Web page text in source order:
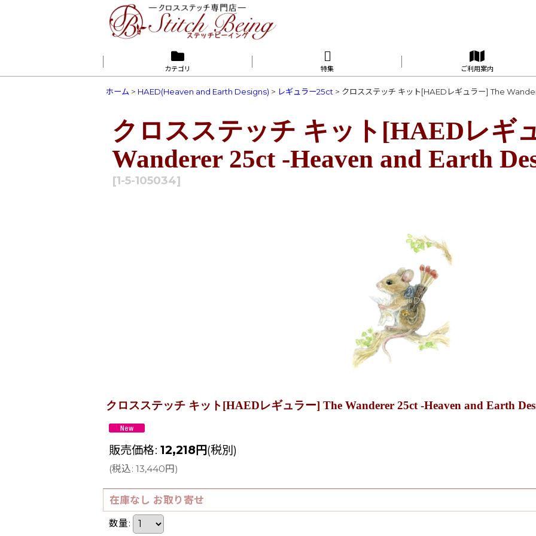
カテゴリ 特集 ご利用案内
ホーム > HAED(Heaven and Earth Designs) > レギュラー25ct > クロスステッチ キット[HAEDレギュラー] The
クロスステッチ キット[HAEDレギ
Wanderer 25ct -Heaven and Earth
[1-5-105034]
クロスステッチ キット[HAEDレギュラー] The Wanderer 25ct -Heaven and Earth
販売価格: 12,218円(税別)
(税込: 13,440円)
在庫なし お取り寄せ
数量: